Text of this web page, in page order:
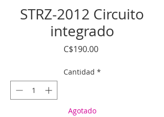
STRZ-2012 Circuito
integrado
C$190.00Precio
Cantidad *
Agotado